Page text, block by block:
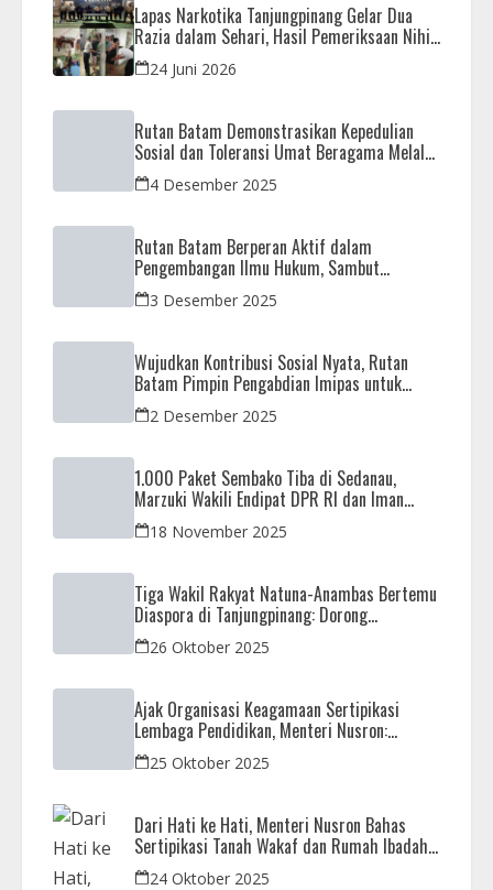
Lapas Narkotika Tanjungpinang Gelar Dua
Razia dalam Sehari, Hasil Pemeriksaan Nihil
Barang Terlarang
24 Juni 2026
Rutan Batam Demonstrasikan Kepedulian
Sosial dan Toleransi Umat Beragama Melalui
Doa Bersama Korban Bencana
4 Desember 2025
Rutan Batam Berperan Aktif dalam
Pengembangan Ilmu Hukum, Sambut
Kunjungan Observasi Mahasiswa UIB
3 Desember 2025
Wujudkan Kontribusi Sosial Nyata, Rutan
Batam Pimpin Pengabdian Imipas untuk
Negeri di Masjid Syahrom Ba’dawi
2 Desember 2025
1.000 Paket Sembako Tiba di Sedanau,
Marzuki Wakili Endipat DPR RI dan Iman
Sutiawan Kawal Reses di Natuna
18 November 2025
Tiga Wakil Rakyat Natuna-Anambas Bertemu
Diaspora di Tanjungpinang: Dorong
Pemekaran Provinsi dan Jamin Pemerataan
Pembangunan
26 Oktober 2025
Ajak Organisasi Keagamaan Sertipikasi
Lembaga Pendidikan, Menteri Nusron:
Sebagai Early Warning System
25 Oktober 2025
Dari Hati ke Hati, Menteri Nusron Bahas
Sertipikasi Tanah Wakaf dan Rumah Ibadah
di Kaltim
24 Oktober 2025